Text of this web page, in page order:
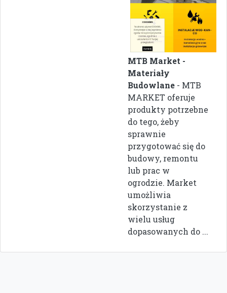
MTB Market -
Materiały
Budowlane - MTB
MARKET oferuje
produkty potrzebne
do tego, żeby
sprawnie
przygotować się do
budowy, remontu
lub prac w
ogrodzie. Market
umożliwia
skorzystanie z
wielu usług
dopasowanych do ...